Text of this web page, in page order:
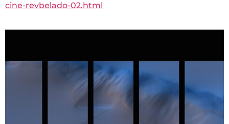
cine-revbelado-02.html